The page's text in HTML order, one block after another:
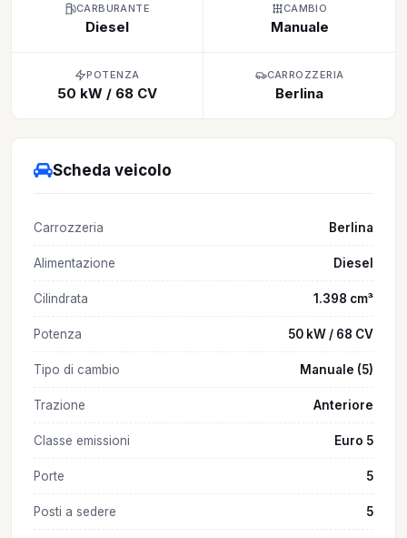
CARBURANTE
Diesel
CAMBIO
Manuale
POTENZA
50 kW / 68 CV
CARROZZERIA
Berlina
Scheda veicolo
Carrozzeria Berlina
Alimentazione Diesel
Cilindrata 1.398 cm³
Potenza 50 kW / 68 CV
Tipo di cambio Manuale (5)
Trazione Anteriore
Classe emissioni Euro 5
Porte 5
Posti a sedere 5